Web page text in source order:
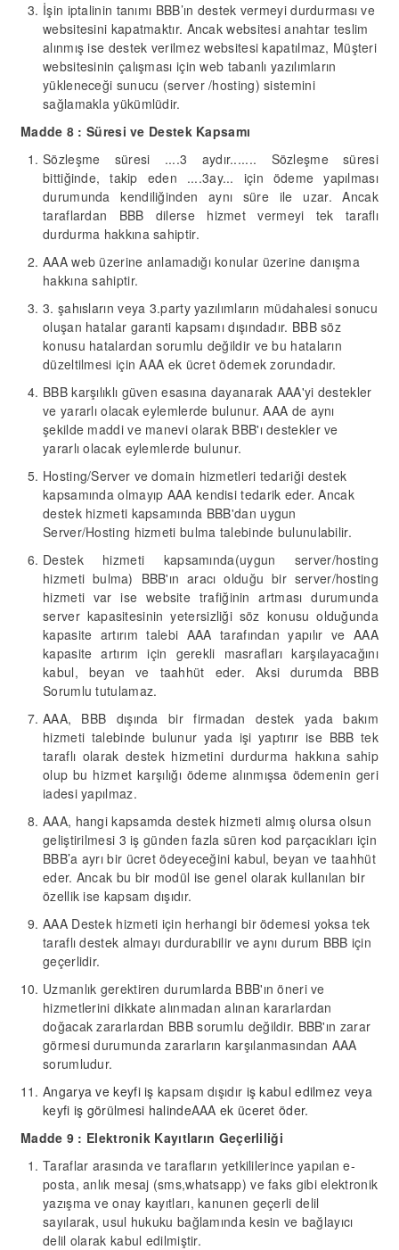
İşin iptalinin tanımı BBB’ın destek vermeyi durdurması ve
websitesini kapatmaktır. Ancak websitesi anahtar teslim
alınmış ise destek verilmez websitesi kapatılmaz, Müşteri
websitesinin çalışması için web tabanlı yazılımların
yükleneceği sunucu (server /hosting) sistemini
sağlamakla yükümlüdir.
Madde 8 :Süresi ve Destek Kapsamı
Sözleşme süresi ....3 aydır....... Sözleşme süresi
bittiğinde, takip eden ....3ay... için ödeme yapılması
durumunda kendiliğinden aynı süre ile uzar. Ancak
taraflardan BBB dilerse hizmet vermeyi tek taraflı
durdurma hakkına sahiptir.
AAA web üzerine anlamadığı konular üzerine danışma
hakkına sahiptir.
3. şahısların veya 3.party yazılımların müdahalesi sonucu
oluşan hatalar garanti kapsamı dışındadır. BBB söz
konusu hatalardan sorumlu değildir ve bu hataların
düzeltilmesi için AAA ek ücret ödemek zorundadır.
BBB karşılıklı güven esasına dayanarak AAA'yi destekler
ve yararlı olacak eylemlerde bulunur. AAA de aynı
şekilde maddi ve manevi olarak BBB'ı destekler ve
yararlı olacak eylemlerde bulunur.
Hosting/Server ve domain hizmetleri tedariği destek
kapsamında olmayıp AAA kendisi tedarik eder. Ancak
destek hizmeti kapsamında BBB'dan uygun
Server/Hosting hizmeti bulma talebinde bulunulabilir.
Destek hizmeti kapsamında(uygun server/hosting
hizmeti bulma) BBB'ın aracı olduğu bir server/hosting
hizmeti var ise website trafiğinin artması durumunda
server kapasitesinin yetersizliği söz konusu olduğunda
kapasite artırım talebi AAA tarafından yapılır ve AAA
kapasite artırım için gerekli masrafları karşılayacağını
kabul, beyan ve taahhüt eder. Aksi durumda BBB
Sorumlu tutulamaz.
AAA, BBB dışında bir firmadan destek yada bakım
hizmeti talebinde bulunur yada işi yaptırır ise BBB tek
taraflı olarak destek hizmetini durdurma hakkına sahip
olup bu hizmet karşılığı ödeme alınmışsa ödemenin geri
iadesi yapılmaz.
AAA, hangi kapsamda destek hizmeti almış olursa olsun
geliştirilmesi 3 iş günden fazla süren kod parçacıkları için
BBB’a ayrı bir ücret ödeyeceğini kabul, beyan ve taahhüt
eder. Ancak bu bir modül ise genel olarak kullanılan bir
özellik ise kapsam dışıdır.
AAA Destek hizmeti için herhangi bir ödemesi yoksa tek
taraflı destek almayı durdurabilir ve aynı durum BBB için
geçerlidir.
Uzmanlık gerektiren durumlarda BBB'ın öneri ve
hizmetlerini dikkate alınmadan alınan kararlardan
doğacak zararlardan BBB sorumlu değildir. BBB'ın zarar
görmesi durumunda zararların karşılanmasından AAA
sorumludur.
Angaryave keyfi iş kapsam dışıdır iş kabul edilmez veya
keyfi iş görülmesi halindeAAAek üceret öder.
Madde 9 : Elektronik Kayıtların Geçerliliği
Taraflar arasında ve tarafların yetkililerince yapılan e-
posta, anlık mesaj (sms,whatsapp) ve faks gibi elektronik
yazışma ve onay kayıtları, kanunen geçerli delil
sayılarak, usul hukuku bağlamında kesin ve bağlayıcı
delil olarak kabul edilmiştir.